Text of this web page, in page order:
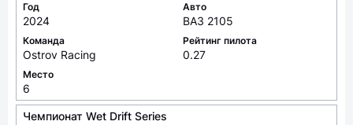
Год
2024
Авто
ВАЗ 2105
Команда
Ostrov Racing
Рейтинг пилота
0.27
Место
6
Чемпионат Wet Drift Series